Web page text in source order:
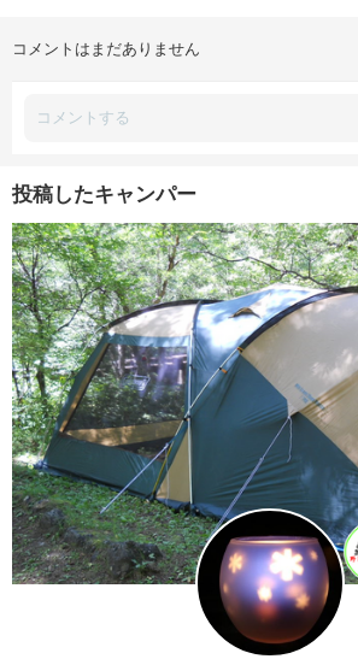
コメントはまだありません
投稿したキャンパー